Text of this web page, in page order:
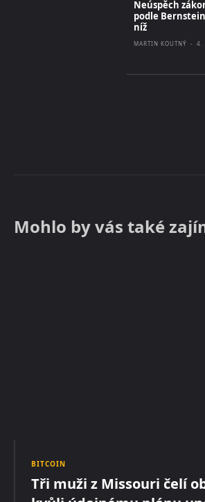
Neúspěch
podle
níž
MARTIN KOUTNÝ - 4.
Mohlo by vás také
BITCOIN
Tři muži z Missouri čelí